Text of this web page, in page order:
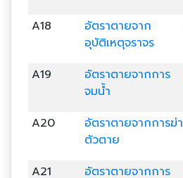
A18
อัตราตายจาก
อุบัติเหตุจราจร
A19
อัตราตายจากการ
จมน้ำ
A20
อัตราตายจากการฆ่า
ตัวตาย
A21 อัตราตายจากการ